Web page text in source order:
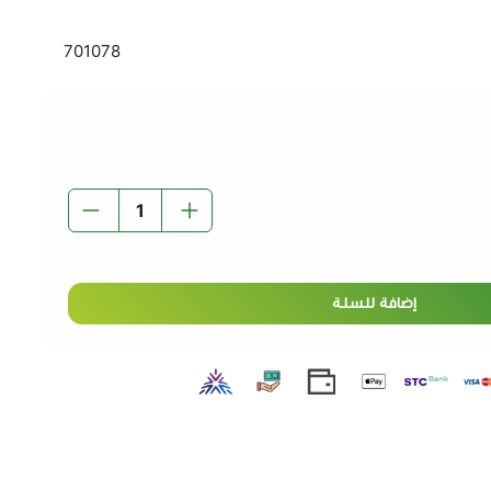
الأمثل لضمان عجينة مثالية ونتائج خبز رائعة في كل مرة
701078
إضافة للسلة